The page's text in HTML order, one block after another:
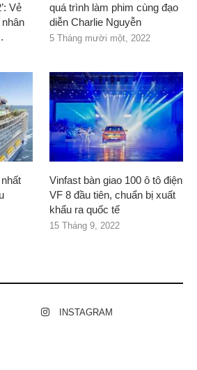
Vẻ
quá trình làm phim cùng đạo
diễn Charlie Nguyễn
5 Tháng mười một, 2022
Vinfast bàn giao 100 ô tô điện
VF 8 đầu tiên, chuẩn bị xuất
khẩu ra quốc tế
15 Tháng 9, 2022
INSTAGRAM